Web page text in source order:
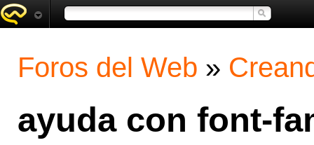
Foros del Web »
ayuda con font-